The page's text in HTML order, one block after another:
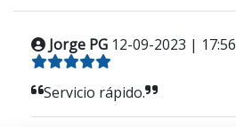
Jorge PG 12-09-2023 | 17:56
Servicio rápido.